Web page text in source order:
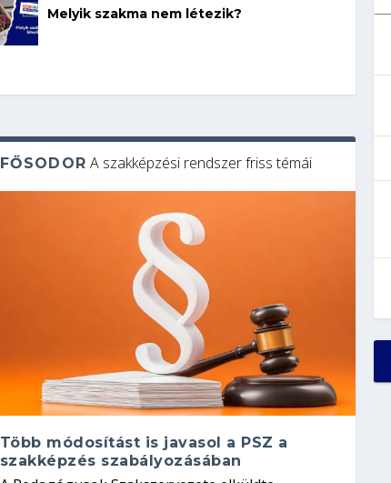
Melyik szakma nem létezik?
FŐSODOR A szakképzési rendszer friss témái
Több módosítást is javasol a PSZ a
szakképzés szabályozásában